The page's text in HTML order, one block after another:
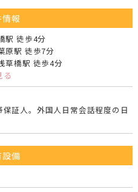
報
駅 徒歩4分
原駅 徒歩7分
草橋駅 徒歩4分
る
保証人。外国人日常会話程度の日
備